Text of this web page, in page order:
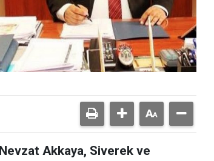
Akkaya, Siverek ve